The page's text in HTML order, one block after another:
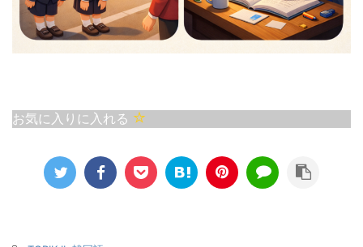
お気に入りに入れる